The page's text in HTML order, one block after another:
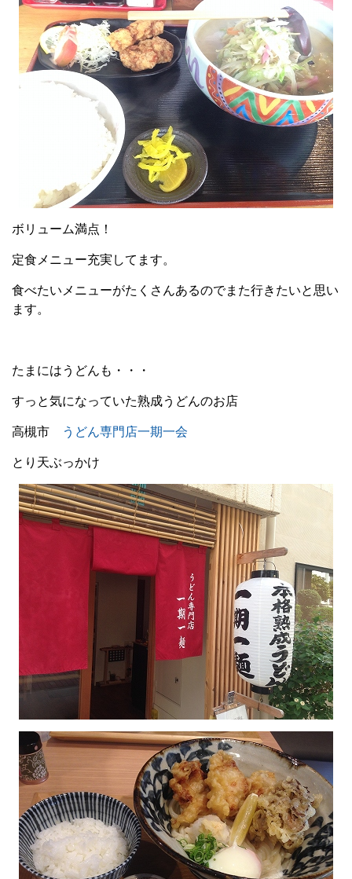
ボリューム満点！
定食メニュー充実してます。
食べたいメニューがたくさんあるのでまた行きたいと思い
ます。
たまにはうどんも・・・
すっと気になっていた熟成うどんのお店
高槻市 うどん専門店一期一会
とり天ぶっかけ